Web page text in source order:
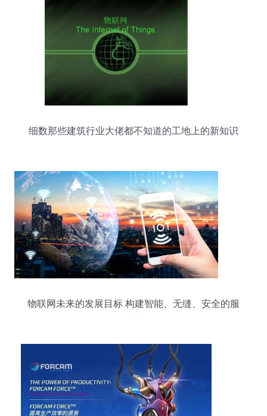
细数那些建筑行业大佬都不知道的工地上的新知识
物联网未来的发展目标 构建智能、无缝、安全的服